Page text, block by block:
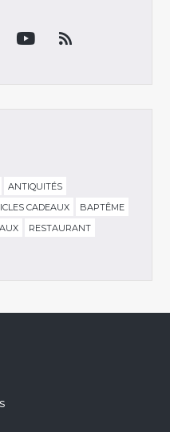
ANTIQUITÉS
CADEAUX
BAPTÊME
RESTAURANT